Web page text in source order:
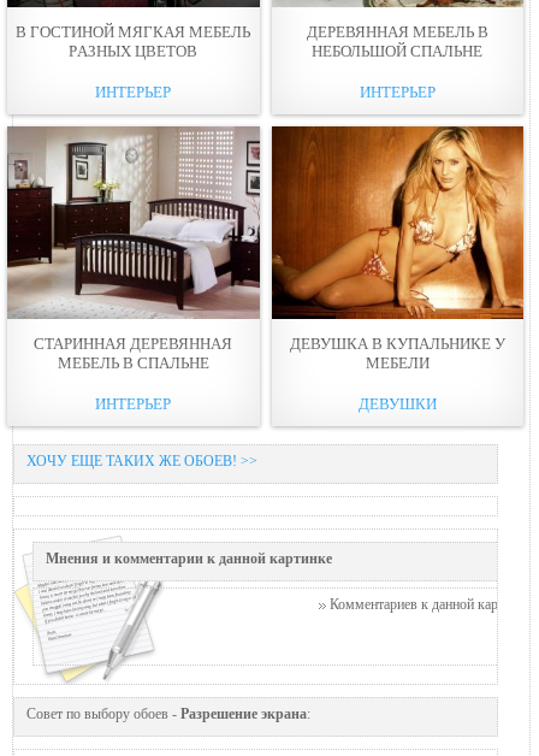
В ГОСТИНОЙ МЯГКАЯ МЕБЕЛЬ
РAЗНЫХ ЦВЕТОВ
ИНТЕРЬЕР
ДЕРЕВЯННАЯ МЕБЕЛЬ В
НЕБОЛЬШОЙ СПАЛЬНЕ
ИНТЕРЬЕР
СТАРИННАЯ ДЕРЕВЯННАЯ
МЕБЕЛЬ В СПАЛЬНЕ
ИНТЕРЬЕР
ДЕВУШКА В КУПАЛЬНИКЕ У
МЕБЕЛИ
ДЕВУШКИ
ХОЧУ ЕЩЕ ТАКИХ ЖЕ ОБОЕВ! >>
Мнения и комментарии к данной картинке
Комментариев к данной картинке
Совет по выбору обоев - Разрешение экрана: